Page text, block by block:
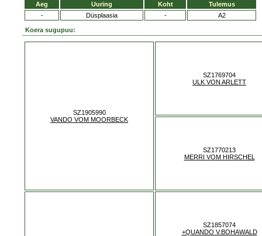
Aeg Uuring Koht
Tulemus
-
Düsplaasia - A2
Koera sugupuu:
SZ1905990
VANDO VOM MOORBECK
SZ1769704
ULK VON ARLETT
SZ1770213
MERRI VOM HIRSCHEL
SZ1857074
+QUANDO V.BOHAWALD